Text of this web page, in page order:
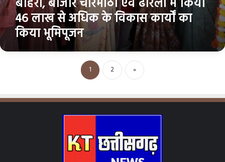
में
46
लाख
से
का
बोहरा, बाजार चारभाठा एवं ढोरली में किया
46 लाख से अधिक के विकास कार्यों का
किया भूमिपूजन
1 2 »